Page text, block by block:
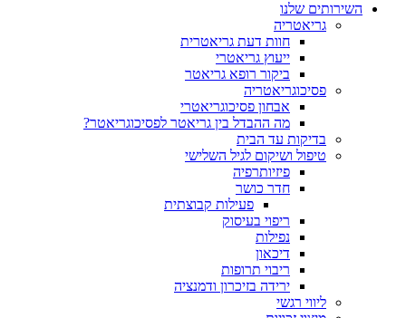
שלנו
גריאטריה
חוות דעת גריאטרית
ייעוץ גריאטרי
ביקור רופא גריאטר
פסיכוגריאטריה
אבחון פסיכוגריאטרי
מה ההבדל בין גריאטר לפסיכוגריאטר?
בדיקות עד הבית
טיפול ושיקום לגיל השלישי
פיזיותרפיה
חדר כושר
פעילות קבוצתית
ריפוי בעיסוק
ריבוי תרופות
ירידה בזיכרון ודמנציה